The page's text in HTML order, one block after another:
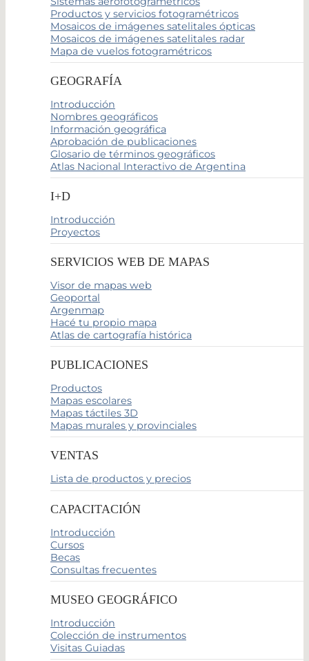
Productos y servicios fotogramétricos
Mosaicos de imágenes satelitales ópticas
Mosaicos de imágenes satelitales radar
Mapa de vuelos fotogramétricos
GEOGRAFÍA
Introducción
Nombres geográficos
Información geográfica
Aprobación de publicaciones
Glosario de términos geográficos
Atlas Nacional Interactivo de Argentina
I+D
Introducción
Proyectos
SERVICIOS WEB DE MAPAS
Visor de mapas web
Geoportal
Argenmap
Hacé tu propio mapa
Atlas de cartografía histórica
PUBLICACIONES
Productos
Mapas escolares
Mapas táctiles 3D
Mapas murales y provinciales
VENTAS
Lista de productos y precios
CAPACITACIÓN
Introducción
Cursos
Becas
Consultas frecuentes
MUSEO GEOGRÁFICO
Introducción
Colección de instrumentos
Visitas Guiadas